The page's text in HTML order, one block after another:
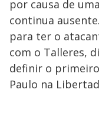
por causa de
continua
para ter o
com o Talleres,
definir o primeiro
Paulo na